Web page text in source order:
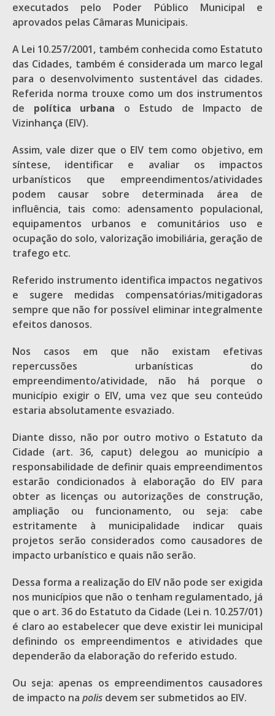
executados pelo Poder Público Municipal e
aprovados pelas Câmaras Municipais.
A Lei 10.257/2001, também conhecida como Estatuto
das Cidades, também é considerada um marco legal
para o desenvolvimento sustentável das cidades.
Referida norma trouxe como um dos instrumentos
de política urbana o Estudo de Impacto de
Vizinhança (EIV).
Assim, vale dizer que o EIV tem como objetivo, em
síntese, identificar e avaliar os impactos
urbanísticos que empreendimentos/atividades
podem causar sobre determinada área de
influência, tais como: adensamento populacional,
equipamentos urbanos e comunitários uso e
ocupação do solo, valorização imobiliária, geração de
trafego etc.
Referido instrumento identifica impactos negativos
e sugere medidas compensatórias/mitigadoras
sempre que não for possível eliminar integralmente
efeitos danosos.
Nos casos em que não existam efetivas
repercussões urbanísticas do
empreendimento/atividade, não há porque o
município exigir o EIV, uma vez que seu conteúdo
estaria absolutamente esvaziado.
Diante disso, não por outro motivo o Estatuto da
Cidade (art. 36, caput) delegou ao município a
responsabilidade de definir quais empreendimentos
estarão condicionados à elaboração do EIV para
obter as licenças ou autorizações de construção,
ampliação ou funcionamento, ou seja: cabe
estritamente à municipalidade indicar quais
projetos serão considerados como causadores de
impacto urbanístico e quais não serão.
Dessa forma a realização do EIV não pode ser exigida
nos municípios que não o tenham regulamentado, já
que o art. 36 do Estatuto da Cidade (Lei n. 10.257/01)
é claro ao estabelecer que deve existir lei municipal
definindo os empreendimentos e atividades que
dependerão da elaboração do referido estudo.
Ou seja: apenas os empreendimentos causadores
de impacto na polis devem ser submetidos ao EIV.